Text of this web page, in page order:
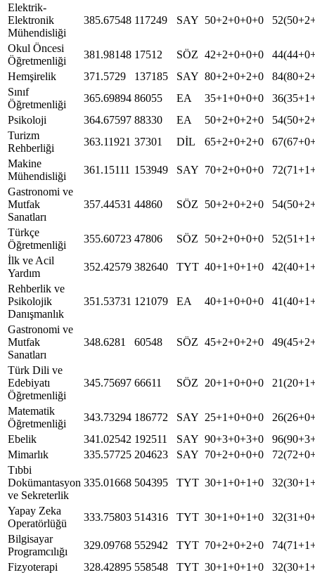
Elektrik-
Elektronik
Mühendisliği
385.67548 117249 SAY 50+2+0+0+0
Okul Öncesi
Öğretmenliği
381.98148 17512 SÖZ 42+2+0+0+0
Hemşirelik
371.5729 137185 SAY 80+2+0+2+0
Sınıf
Öğretmenliği
365.69894 86055 EA 35+1+0+0+0
Psikoloji
364.67597 88330 EA 50+2+0+2+0
Turizm
Rehberliği
363.11921 37301 DİL 65+2+0+2+0
Makine
Mühendisliği
361.15111 153949 SAY 70+2+0+0+0
Gastronomi ve
Mutfak
Sanatları
357.44531 44860 SÖZ 50+2+0+2+0
Türkçe
Öğretmenliği
355.60723 47806 SÖZ 50+2+0+0+0
İlk ve Acil
Yardım
352.42579 382640 TYT 40+1+0+1+0
Rehberlik ve
Psikolojik
Danışmanlık
351.53731 121079 EA 40+1+0+0+0
Gastronomi ve
Mutfak
Sanatları
348.6281 60548 SÖZ 45+2+0+2+0
Türk Dili ve
Edebiyatı
Öğretmenliği
345.75697 66611 SÖZ 20+1+0+0+0
Matematik
Öğretmenliği
343.73294 186772 SAY 25+1+0+0+0
Ebelik
341.02542 192511 SAY 90+3+0+3+0
Mimarlık
335.57725 204623 SAY 70+2+0+0+0
Tıbbi
Dokümantasyon
ve Sekreterlik
335.01668 504395 TYT 30+1+0+1+0
Yapay Zeka
Operatörlüğü
333.75803 514316 TYT 30+1+0+1+0
Bilgisayar
Programcılığı
329.09768 552942 TYT 70+2+0+2+0
Fizyoterapi
328.42895 558548 TYT 30+1+0+1+0